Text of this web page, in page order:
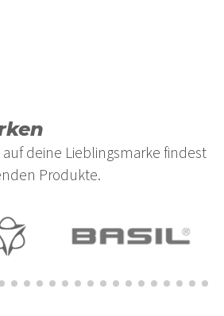
deine Lieblingsmarke findest
Produkte.